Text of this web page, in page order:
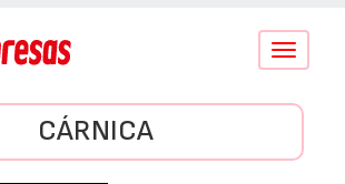
Conmutar
CÁRNICA